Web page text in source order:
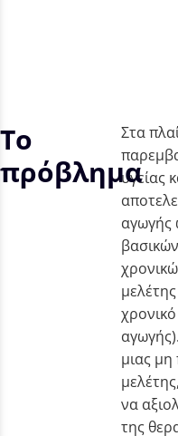
Το
πρόβλημα
Στα
υγείας
αγωγής
μιας μη
να
της